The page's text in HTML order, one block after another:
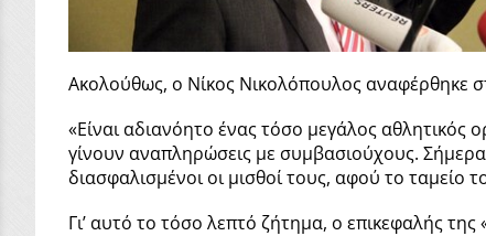
Ακολούθως, ο Νίκος Νικολόπουλος αναφέρθηκε
«Είναι αδιανόητο ένας τόσο μεγάλος αθλητικός
γίνουν αναπληρώσεις με συμβασιούχους.
διασφαλισμένοι οι μισθοί τους, αφού το ταμείο
Γι’ αυτό το τόσο λεπτό ζήτημα, ο επικεφαλής